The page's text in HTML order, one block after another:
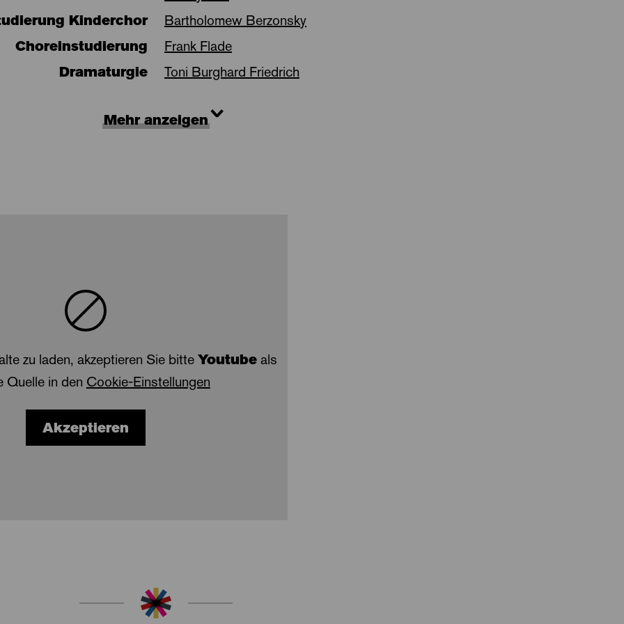
Kinderchor
Bartholomew Berzonsky
Choreinstudierung
Frank Flade
Dramaturgie
Toni Burghard Friedrich
Mehr anzeigen
zu laden, akzeptieren Sie bitteYoutubeals
Quelle in den Cookie-Einstellungen
Akzeptieren